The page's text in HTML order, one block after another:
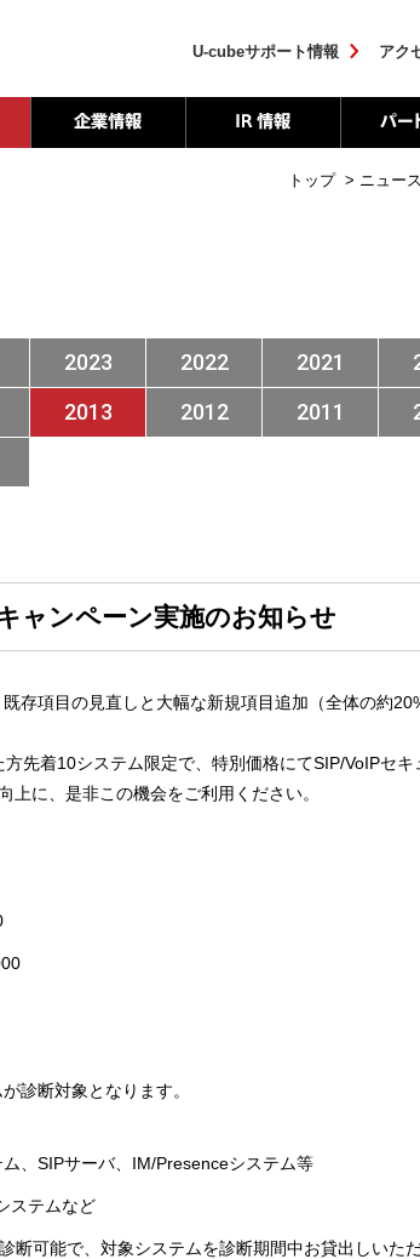
U-cubeサポート情報 アク
トップ > ニュース
2023 2022 2021
2013 2012 2011
ャンペーン実施のお知らせ
存項目の見直しと大幅な新規項目追加（全体の約
先着10システム限定で、特別価格にてSIP/VoIPセキ
に、是非この機会をご利用ください。
診断対象となります。
、SIPサーバ、IM/Presenceシステム等
ステムなど
断可能で、対象システムを診断期間中お貸出しいた